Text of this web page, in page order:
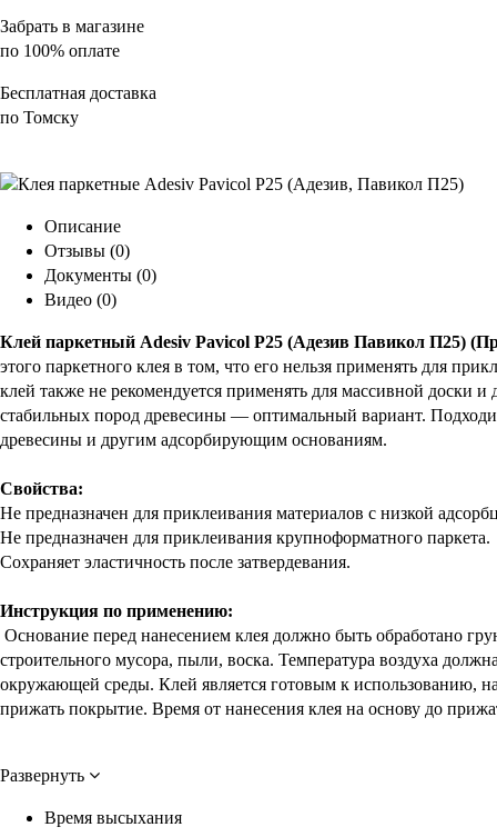
Забрать в магазине
по 100% оплате
Бесплатная доставка
по Томску
Описание
Отзывы (0)
Документы (0)
Видео (0)
Клей паркетный Adesiv Pavicol P25 (Адезив Павикол П25)
этого паркетного клея в том, что его нельзя применять для
клей также не рекомендуется применять для массивной доски
стабильных пород древесины — оптимальный вариант.
древесины и другим адсорбирующим основаниям.
Свойства:
Не предназначен для приклеивания материалов с низкой
Не предназначен для приклеивания крупноформатного паркета.
Сохраняет эластичность после затвердевания.
Инструкция по применению:
Основание перед нанесением клея должно быть обработано
строительного мусора, пыли, воска. Температура воздуха
окружающей среды. Клей является готовым к использованию,
прижать покрытие. Время от нанесения клея на основу до
Развернуть
Время высыхания